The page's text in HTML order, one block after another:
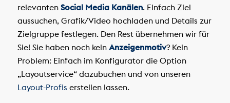
relevanten Social Media Kanälen. Einfach Ziel
aussuchen, Grafik/Video hochladen und Details zur
Zielgruppe festlegen. Den Rest übernehmen wir für
Sie! Sie haben noch kein Anzeigenmotiv? Kein
Problem: Einfach im Konfigurator die Option
„Layoutservice“ dazubuchen und von unseren
Layout-Profis erstellen lassen.